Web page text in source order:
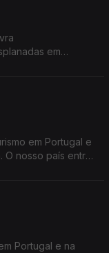
em
em Portugal e
O nosso país entre
Portugal e na